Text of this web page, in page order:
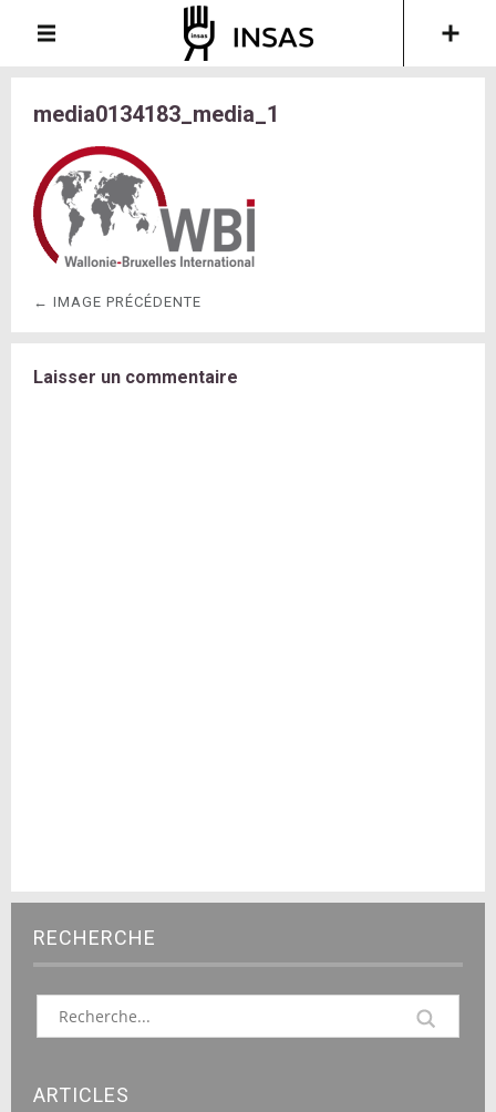
media0134183_media_1
← IMAGE PRÉCÉDENTE
Laisser un commentaire
RECHERCHE
ARTICLES